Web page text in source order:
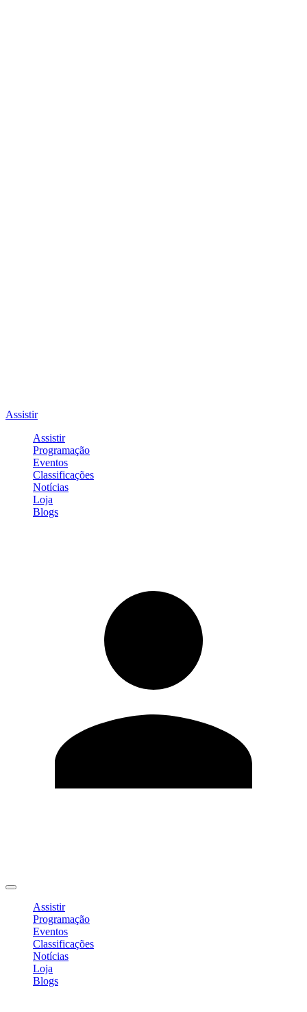
Assistir
Assistir
Programação
Eventos
Classificações
Notícias
Loja
Blogs
Assistir
Programação
Eventos
Classificações
Notícias
Loja
Blogs